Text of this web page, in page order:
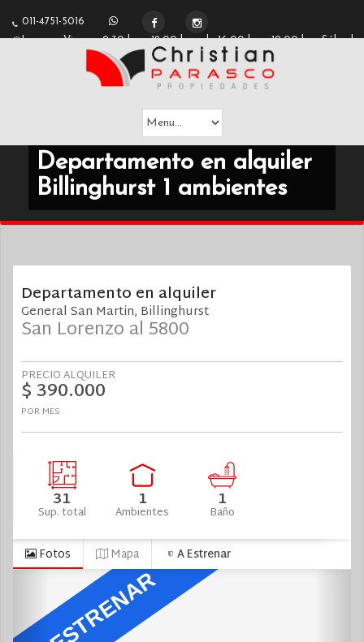
011-4751-5016
Lunes a Viernes 9:30 hs a 12:00 hs y de 16:00 hs a 19:00 hs -
Departamento en alquiler
Billinghurst 1 ambientes